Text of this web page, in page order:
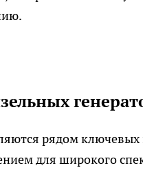
рядом
для широкого